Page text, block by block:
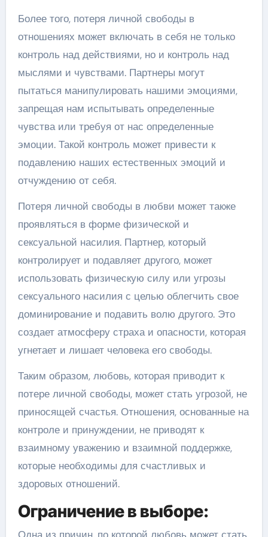
Более того, потеря личной свободы в
отношениях может включать в себя не только
контроль над действиями, но и контроль над
мыслями и чувствами. Партнеры могут
пытаться манипулировать нашими эмоциями,
запрещая нам испытывать определенные
чувства или требуя от нас определенные
эмоции. Такой контроль может привести к
подавлению наших естественных эмоций и
отчуждению от себя.
Потеря личной свободы в любви может также
проявляться в форме физической и
сексуальной насилия. Партнер, который
контролирует и подавляет другого, может
использовать физическую силу или угрозы
сексуального насилия с целью облегчить свое
доминирование и подавить волю другого. Это
создает атмосферу страха и опасности, которая
угнетает и лишает человека его свободы.
Таким образом, любовь, которая приводит к
потере личной свободы, может стать угрозой, не
приносящей счастья. Отношения, основанные на
контроле и принуждении, не приводят к
взаимному уважению и взаимной поддержке,
которые необходимы для счастливых и
здоровых отношений.
Ограничение в выборе: